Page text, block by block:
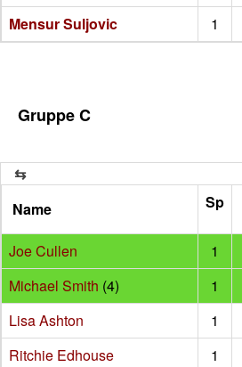
Mensur Suljovic
1
Gruppe C
Name Sp
Joe Cullen 1
Michael Smith (4) 1
Lisa Ashton
1
Ritchie Edhouse
1